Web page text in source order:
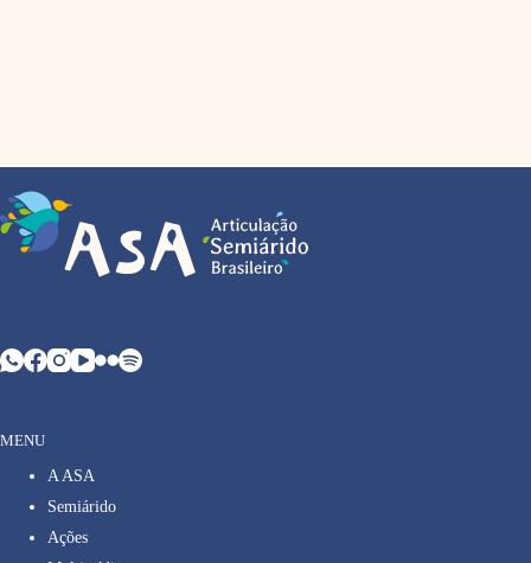
MENU
A ASA
Semiárido
Ações